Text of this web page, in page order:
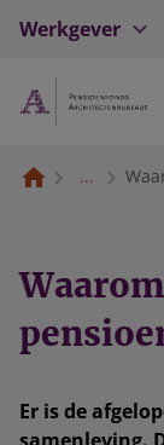
Werkgever
...
Er is de